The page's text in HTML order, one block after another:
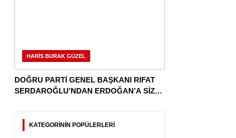
HARİS BURAK GÜZEL
DOĞRU PARTİ GENEL BAŞKANI RIFAT
SERDAROĞLU’NDAN ERDOĞAN’A SİZ
CUMHURBAŞKANISINIZ!
KATEGORİNİN POPÜLERLERİ